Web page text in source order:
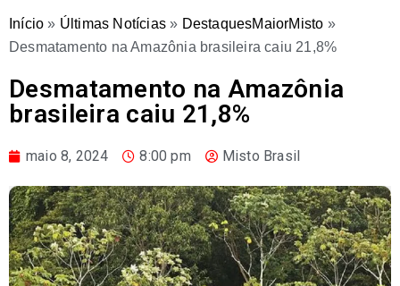
Início » Últimas Notícias » DestaquesMaiorMisto »
Desmatamento na Amazônia brasileira caiu 21,8%
Desmatamento na Amazônia
brasileira caiu 21,8%
maio 8, 2024 8:00 pm Misto Brasil